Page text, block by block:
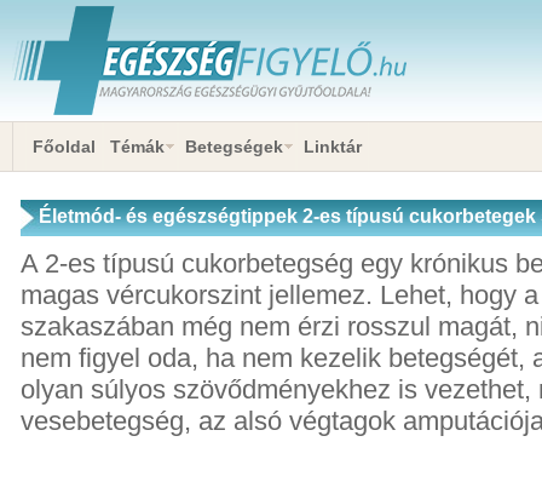
Főoldal Témák Betegségek Linktár
Életmód- és egészségtippek 2-es típusú cukorbetegek
A 2-es típusú cukorbetegség egy krónikus
magas vércukorszint jellemez. Lehet, hogy
szakaszában még nem érzi rosszul magát,
nem figyel oda, ha nem kezelik betegségét,
olyan súlyos szövődményekhez is vezethet,
vesebetegség, az alsó végtagok